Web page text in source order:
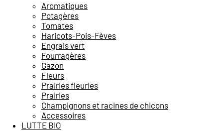
Aromatiques
Potagères
Tomates
Haricots-Pois-Fèves
Engrais vert
Fourragères
Gazon
Fleurs
Prairies fleuries
Prairies
Champignons et racines de chicons
Accessoires
LUTTE BIO